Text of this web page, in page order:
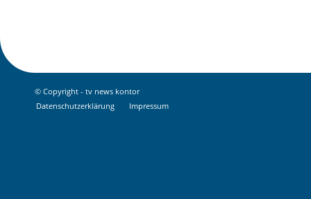
© Copyright - tv news kontor
Datenschutz­erklärung
Impressum